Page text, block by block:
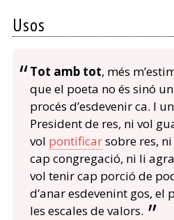
Usos
Tot amb tot, més
que el poeta no és sinó
procés d’esdevenir ca. I
President de res, ni vol
vol pontificarsobre res,
cap congregació, ni li
vol tenir cap porció de
d’anar esdevenint gos,
les escales de valors.